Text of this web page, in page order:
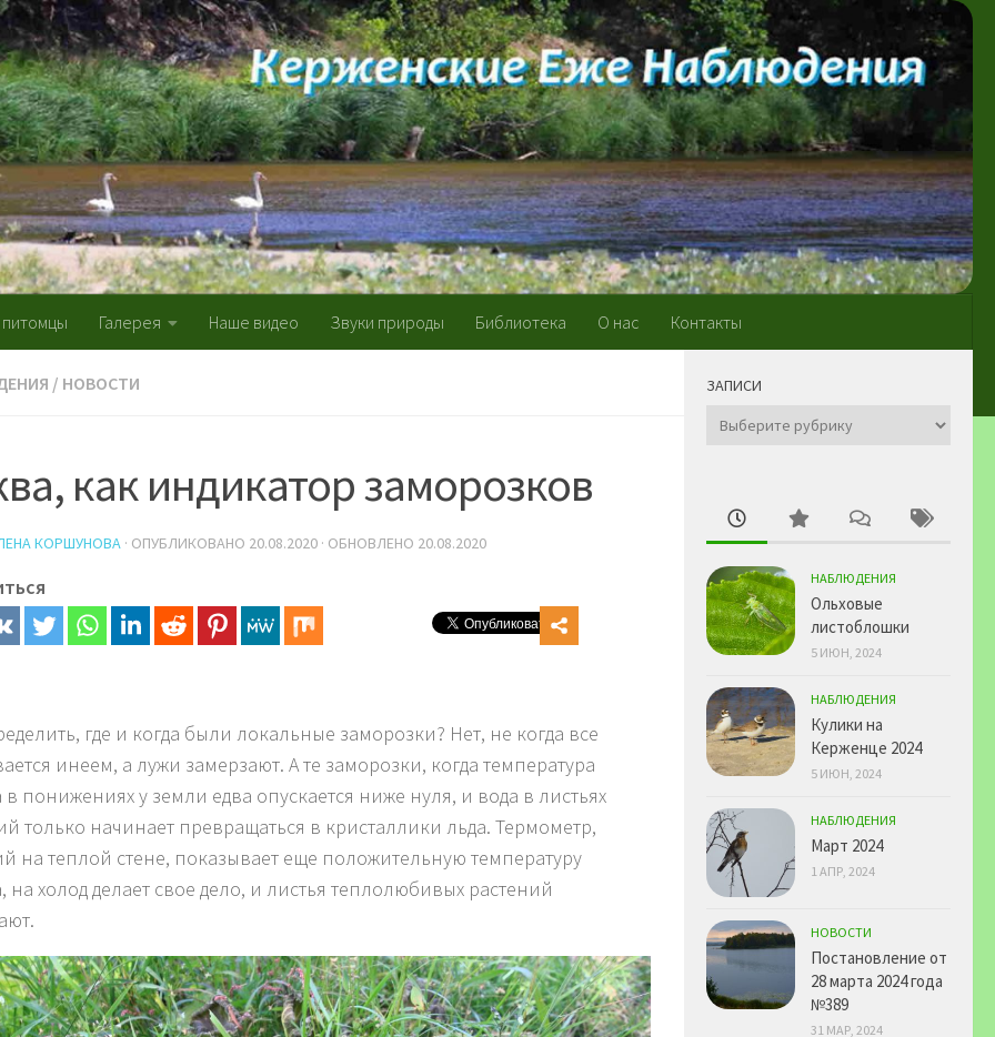
Галерея Наше видео Звуки природы Библиотека О нас Контакты
/ НОВОСТИ
как индикатор заморозков
КОРШУНОВА · ОПУБЛИКОВАНО 20.08.2020 · ОБНОВЛЕНО 20.08.2020
где и когда были локальные заморозки? Нет, не когда все
инеем, а лужи замерзают. А те заморозки, когда температура
в понижениях у земли едва опускается ниже нуля, и вода в листьях
только начинает превращаться в кристаллики льда. Термометр,
на теплой стене, показывает еще положительную температуру
на холод делает свое дело, и листья теплолюбивых растений
ЗАПИСИ
Записи
НАБЛЮДЕНИЯ
Ольховые
листоблошки
5 ИЮН, 2024
НАБЛЮДЕНИЯ
Кулики на
Керженце 2024
5 ИЮН, 2024
НАБЛЮДЕНИЯ
Март 2024
1 АПР, 2024
НОВОСТИ
Постановление от
28 марта 2024 года
№389
31 МАР, 2024